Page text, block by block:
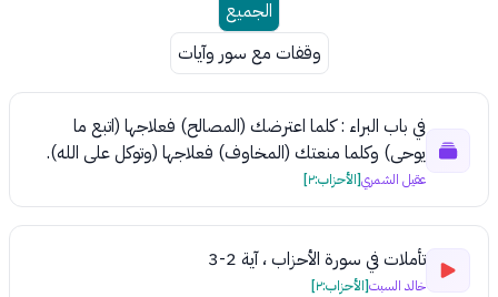
الجميع
وقفات مع سور وآيات
في باب البراء : كلما اعترضك (المصالح) فعلاجها (اتبع ما
يوحى) وكلما منعتك (المخاوف) فعلاجها (وتوكل على الله).
عقيل الشمري[الأحزاب:٢]
تأملات في سورة الأحزاب ، آية 2-3
خالد السبت[الأحزاب:٢]